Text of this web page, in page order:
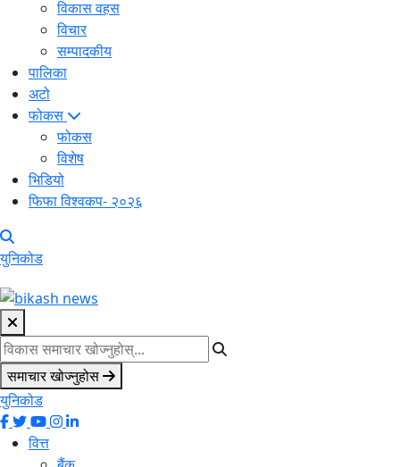
विकास वहस
विचार
सम्पादकीय
पालिका
अटो
फोकस
फोकस
विशेष
भिडियो
फिफा विश्वकप- २०२६
युनिकोड
समाचार खोज्नुहोस
युनिकोड
वित्त